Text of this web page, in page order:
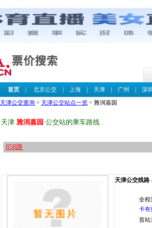
首页| 北京公交| 上海| 天津| 广州
深
天津公交查询 > 天津公交站点一览 > 雅润嘉园
天津 雅润嘉园 公交站的乘车路线
858路
天津公交线路
全程
卡有
首站